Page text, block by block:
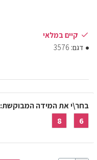
קיים במלאי
דגם: 3576
בחר\י את המידה המבוקשת:
6
8